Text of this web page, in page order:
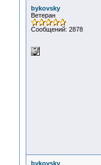
bykovsky
Ветеран
Сообщений: 2878
bykovsky